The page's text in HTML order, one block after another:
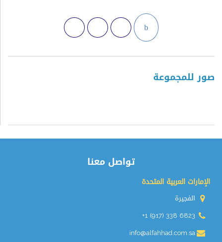
صور للمجموعة
تواصل معنا
الإمارات العربية المتحدة
الفجيرة
+1 (917) 338 6823
info@alfahhad.com.sa